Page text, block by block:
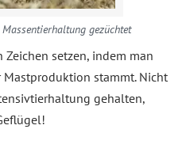
gezüchtet
setzen, indem man
Mastproduktion stammt. Nicht
gehalten,